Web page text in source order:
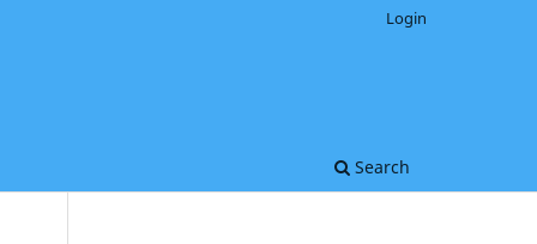
Search
Login